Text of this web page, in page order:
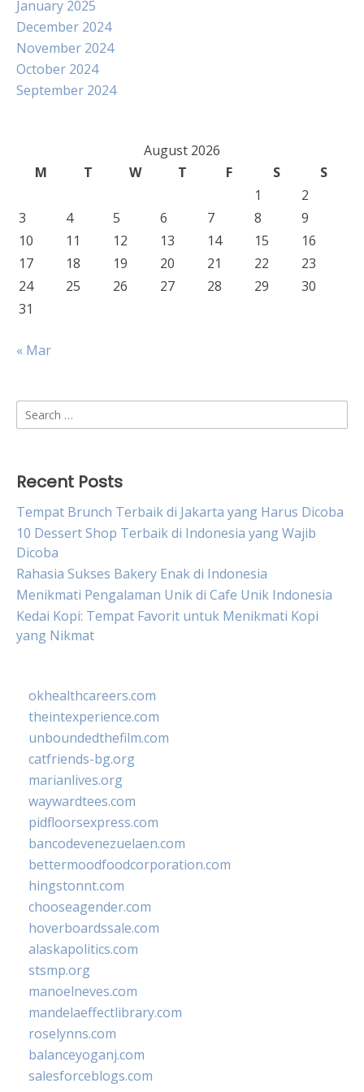
January 2025
December 2024
November 2024
October 2024
September 2024
August 2026
M
T W T F S
S
1
2
3
4 5 6 7 8
9
10
11 12 13 14 15
16
17
18 19 20 21 22
23
24
25 26 27 28 29
30
31
« Mar
Search
for:
Recent Posts
Tempat Brunch Terbaik di Jakarta yang Harus Dicoba
10 Dessert Shop Terbaik di Indonesia yang Wajib
Dicoba
Rahasia Sukses Bakery Enak di Indonesia
Menikmati Pengalaman Unik di Cafe Unik Indonesia
Kedai Kopi: Tempat Favorit untuk Menikmati Kopi
yang Nikmat
okhealthcareers.com
theintexperience.com
unboundedthefilm.com
catfriends-bg.org
marianlives.org
waywardtees.com
pidfloorsexpress.com
bancodevenezuelaen.com
bettermoodfoodcorporation.com
hingstonnt.com
chooseagender.com
hoverboardssale.com
alaskapolitics.com
stsmp.org
manoelneves.com
mandelaeffectlibrary.com
roselynns.com
balanceyoganj.com
salesforceblogs.com